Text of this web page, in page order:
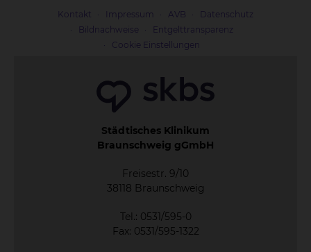
Kontakt Impressum AVB
Datenschutz
Bildnachweise
Entgelttransparenz
Cookie Einstellungen
Städtisches Klinikum
Braunschweig gGmbH
Freisestr. 9/10
38118 Braunschweig
Tel.: 0531/595-0
Fax: 0531/595-1322